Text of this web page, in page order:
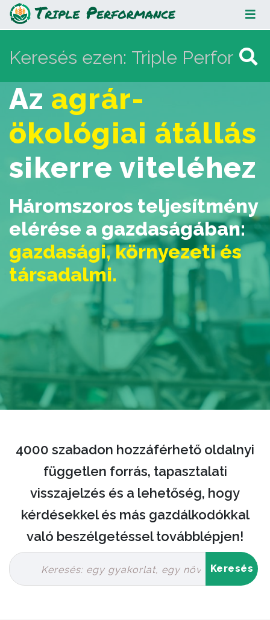
Triple Performance
Ugrás:navigáció, keresés
Az agrár-
ökológiai átállás
sikerre viteléhez
Háromszoros teljesítmény
elérése a gazdaságában:
gazdasági, környezeti és
társadalmi.
4000 szabadon hozzáférhető oldalnyi
független forrás, tapasztalati
visszajelzés és a lehetőség, hogy
kérdésekkel és más gazdálkodókkal
való beszélgetéssel továbblépjen!